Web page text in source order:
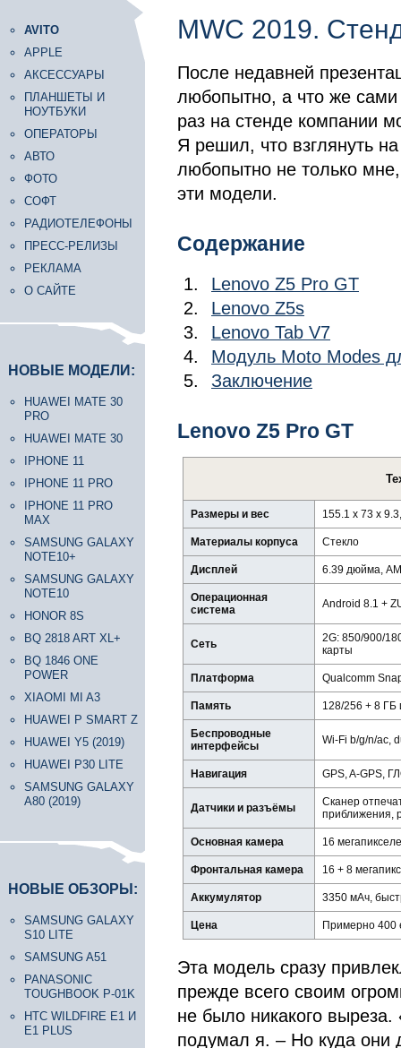
AVITO
APPLE
АКСЕССУАРЫ
ПЛАНШЕТЫ И
НОУТБУКИ
ОПЕРАТОРЫ
АВТО
ФОТО
СОФТ
РАДИОТЕЛЕФОНЫ
ПРЕСС-РЕЛИЗЫ
РЕКЛАМА
О САЙТЕ
НОВЫЕ МОДЕЛИ:
HUAWEI MATE 30
PRO
HUAWEI MATE 30
IPHONE 11
IPHONE 11 PRO
IPHONE 11 PRO
MAX
SAMSUNG GALAXY
NOTE10+
SAMSUNG GALAXY
NOTE10
HONOR 8S
BQ 2818 ART XL+
BQ 1846 ONE
POWER
XIAOMI MI A3
HUAWEI P SMART Z
HUAWEI Y5 (2019)
HUAWEI P30 LITE
SAMSUNG GALAXY
A80 (2019)
НОВЫЕ ОБЗОРЫ:
SAMSUNG GALAXY
S10 LITE
SAMSUNG A51
PANASONIC
TOUGHBOOK P-01K
HTC WILDFIRE E1 И
E1 PLUS
MWC 2019.
После недавней
любопытно, а что же
раз на стенде компании
Я решил, что взглянуть
любопытно не только
эти модели.
Содержание
Lenovo Z5 Pro GT
Lenovo Z5s
Lenovo Tab V7
Модуль Moto Modes
Заключение
Lenovo Z5 Pro GT
Размеры и вес 155.1 x 73 x
Материалы корпуса Стекло
Дисплей 6.39 дюйма,
Операционная
система
Android 8.1 +
Сеть
2G: 850/900/
карты
Платформа Qualcomm
Память 128/256 + 8 ГБ
Беспроводные
интерфейсы
Wi-Fi b/g/n/ac,
Навигация GPS, A-GPS,
Датчики и разъёмы
Сканер
приближения,
Основная камера 16
Фронтальная камера 16 + 8
Аккумулятор 3350 мАч,
Цена Примерно 400
Эта модель сразу
прежде всего своим
не было никакого
подумал я. – Но куда они